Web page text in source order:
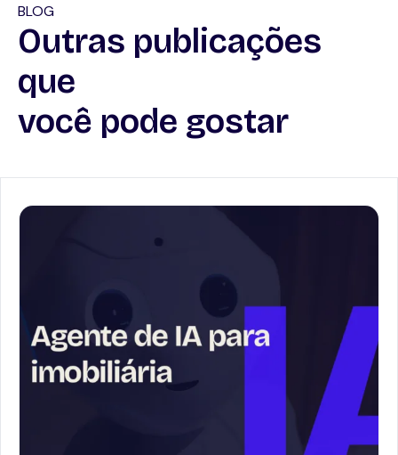
BLOG
Outras publicações
que
você pode gostar